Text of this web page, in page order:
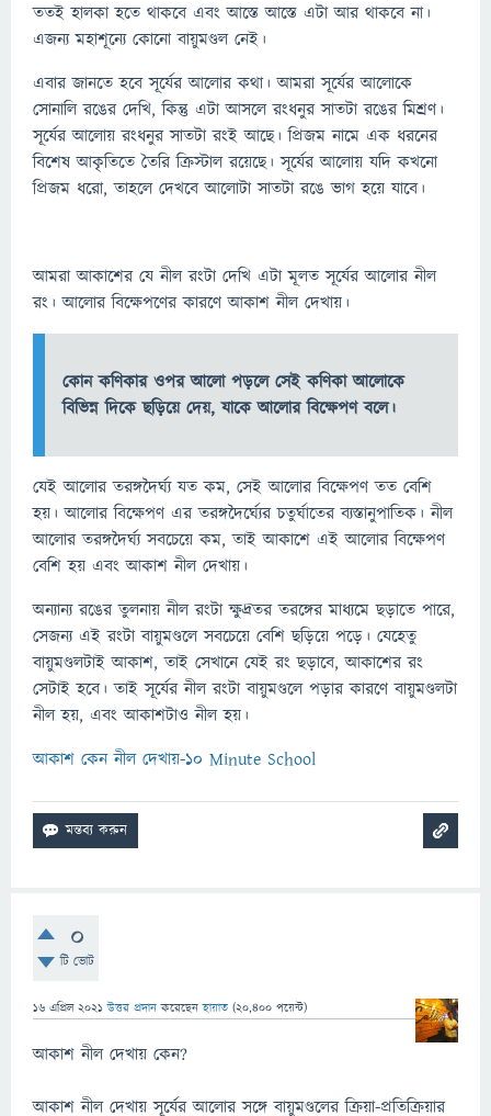
ততই হালকা হতে থাকবে এবং আস্তে আস্তে এটা আর থাকবে না।
এজন্য মহাশূন্যে কোনো বায়ুমণ্ডল নেই।
এবার জানতে হবে সূর্যের আলোর কথা। আমরা সূর্যের আলোকে
সোনালি রঙের দেখি, কিন্তু এটা আসলে রংধনুর সাতটা রঙের মিশ্রণ।
সূর্যের আলোয় রংধনুর সাতটা রংই আছে। প্রিজম নামে এক ধরনের
বিশেষ আকৃতিতে তৈরি ক্রিস্টাল রয়েছে। সূর্যের আলোয় যদি কখনো
প্রিজম ধরো, তাহলে দেখবে আলোটা সাতটা রঙে ভাগ হয়ে যাবে।
আমরা আকাশের যে নীল রংটা দেখি এটা মূলত সূর্যের আলোর নীল
রং। আলোর বিক্ষেপণের কারণে আকাশ নীল দেখায়।
কোন কণিকার ওপর আলো পড়লে সেই কণিকা আলোকে
বিভিন্ন দিকে ছড়িয়ে দেয়, যাকে আলোর বিক্ষেপণ বলে।
যেই আলোর তরঙ্গদৈর্ঘ্য যত কম, সেই আলোর বিক্ষেপণ তত বেশি
হয়। আলোর বিক্ষেপণ এর তরঙ্গদৈর্ঘ্যের চতুর্ঘাতের ব্যস্তানুপাতিক। নীল
আলোর তরঙ্গদৈর্ঘ্য সবচেয়ে কম, তাই আকাশে এই আলোর বিক্ষেপণ
বেশি হয় এবং আকাশ নীল দেখায়।
অন্যান্য রঙের তুলনায় নীল রংটা ক্ষুদ্রতর তরঙ্গের মাধ্যমে ছড়াতে পারে,
সেজন্য এই রংটা বায়ুমণ্ডলে সবচেয়ে বেশি ছড়িয়ে পড়ে। যেহেতু
বায়ুমণ্ডলটাই আকাশ, তাই সেখানে যেই রং ছড়াবে, আকাশের রং
সেটাই হবে। তাই সূর্যের নীল রংটা বায়ুমণ্ডলে পড়ার কারণে বায়ুমণ্ডলটা
নীল হয়, এবং আকাশটাও নীল হয়।
আকাশ কেন নীল দেখায়-10 Minute School
0
টি ভোট
16 এপ্রিল 2021 উত্তর প্রদান করেছেনহায়াত (20,400 পয়েন্ট)
আকাশ নীল দেখায় কেন?
আকাশ নীল দেখায় সূর্যের আলোর সঙ্গে বায়ুমণ্ডলের ক্রিয়া-প্রতিক্রিয়ার